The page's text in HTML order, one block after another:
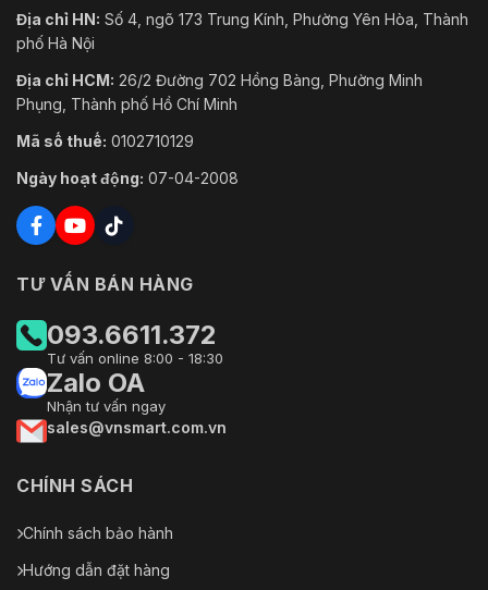
Địa chỉ HN: Số 4, ngõ 173 Trung Kính, Phường Yên Hòa, Thành
phố Hà Nội
Địa chỉ HCM: 26/2 Đường 702 Hồng Bàng, Phường Minh
Phụng, Thành phố Hồ Chí Minh
Mã số thuế: 0102710129
Ngày hoạt động: 07-04-2008
TƯ VẤN BÁN HÀNG
093.6611.372
Tư vấn online 8:00 - 18:30
Zalo OA
Nhận tư vấn ngay
sales@vnsmart.com.vn
CHÍNH SÁCH
Chính sách bảo hành
Hướng dẫn đặt hàng